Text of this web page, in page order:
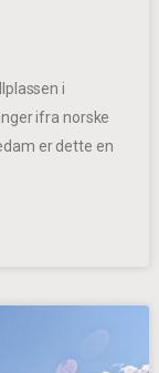
i
ifra norske
er dette en